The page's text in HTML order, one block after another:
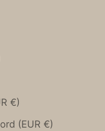
Luxembourg (EUR €)
Macédoine du Nord (EUR €)